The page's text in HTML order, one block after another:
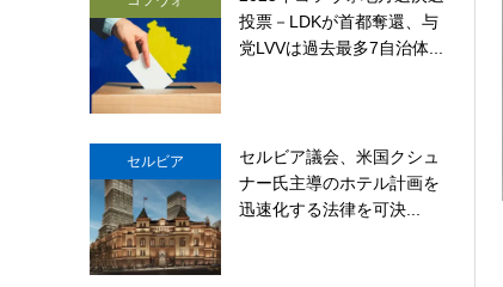
投票－LDKが首都奪還、与
党LVVは過去最多7自治体...
セルビア
セルビア議会、米国クシュ
ナー氏主導のホテル計画を
迅速化する法律を可決...